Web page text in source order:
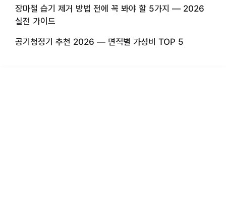
장마철 습기 제거 방법 전에 꼭 봐야 할 5가지 — 2026
실전 가이드
공기청정기 추천 2026 — 면적별 가성비 TOP 5